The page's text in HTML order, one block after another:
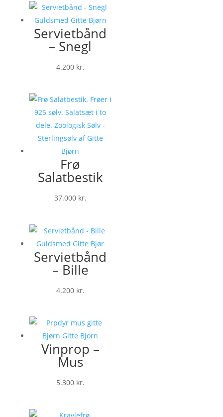
Servietbånd
– Snegl
4.200 kr.
Frø
Salatbestik
37.000 kr.
Servietbånd
– Bille
4.200 kr.
Vinprop –
Mus
5.300 kr.